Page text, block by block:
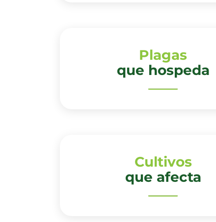
Plagas
que hospeda
Cultivos
que afecta